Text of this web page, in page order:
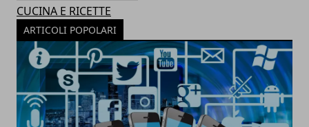
CUCINA E RICETTE
ARTICOLI POPOLARI